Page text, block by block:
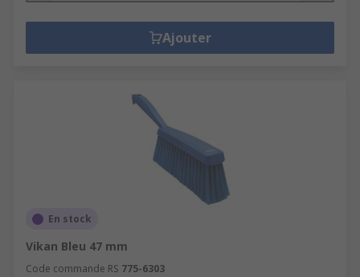
Ajouter
En stock
Vikan Bleu 47 mm
Code commande RS 775-6303